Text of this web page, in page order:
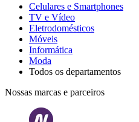
Celulares e Smartphones
TV e Vídeo
Eletrodomésticos
Móveis
Informática
Moda
Todos os departamentos
Nossas marcas e parceiros